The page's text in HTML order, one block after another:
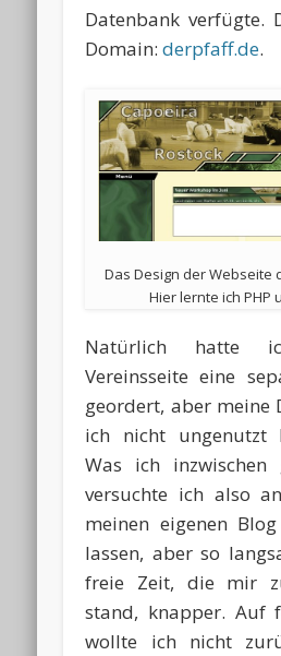
Datenbank verfügte.
Domain:derpfaff.de.
Das Design der Webseite
Hier lernte ich PHP
Natürlich hatte
Vereinsseite eine
geordert, aber meine
ich nicht ungenutzt
Was ich inzwischen
versuchte ich also
meinen eigenen
lassen, aber so
freie Zeit, die mir
stand, knapper. Auf
wollte ich nicht